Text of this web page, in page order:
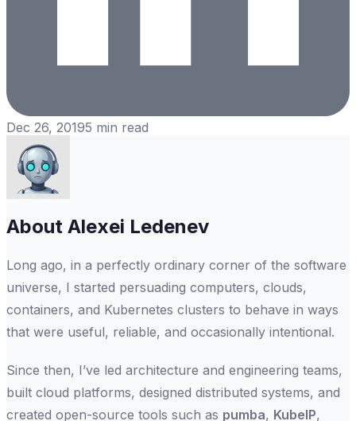
Dec 26, 20195 min read
About Alexei Ledenev
Long ago, in a perfectly ordinary corner of the software
universe, I started persuading computers, clouds,
containers, and Kubernetes clusters to behave in ways
that were useful, reliable, and occasionally intentional.
Since then, I’ve led architecture and engineering teams,
built cloud platforms, designed distributed systems, and
created open-source tools such as pumba, KubeIP,